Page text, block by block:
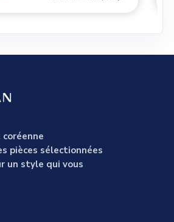
pièces sélectionnées
un style qui vous